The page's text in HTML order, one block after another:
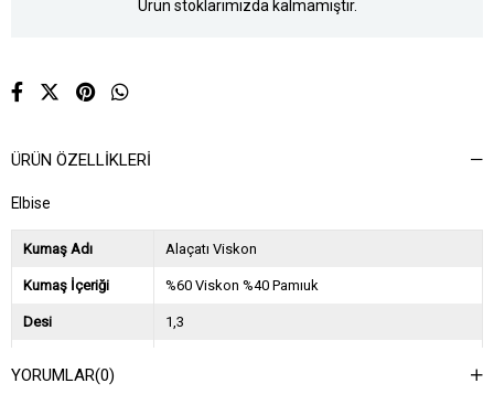
Ürün stoklarımızda kalmamıştır.
ÜRÜN ÖZELLIKLERI
Elbise
Kumaş Adı Alaçatı Viskon
Kumaş İçeriği %60 Viskon %40 Pamıuk
Desi 1,3
YORUMLAR(0)